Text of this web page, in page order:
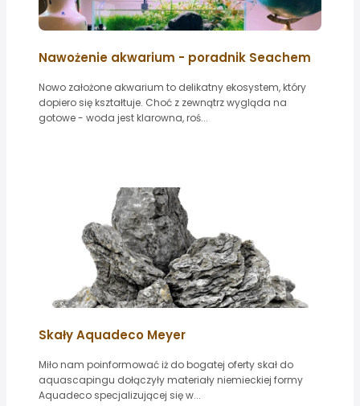
Nawożenie akwarium - poradnik Seachem
Nowo założone akwarium to delikatny ekosystem, który
dopiero się kształtuje. Choć z zewnątrz wygląda na
gotowe - woda jest klarowna, roś...
Skały Aquadeco Meyer
Miło nam poinformować iż do bogatej oferty skał do
aquascapingu dołączyły materiały niemieckiej formy
Aquadeco specjalizującej się w...